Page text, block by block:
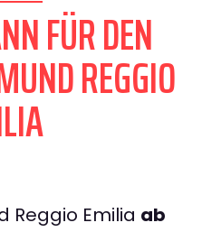
FÜR DEN
REGGIO
Reggio Emilia ab